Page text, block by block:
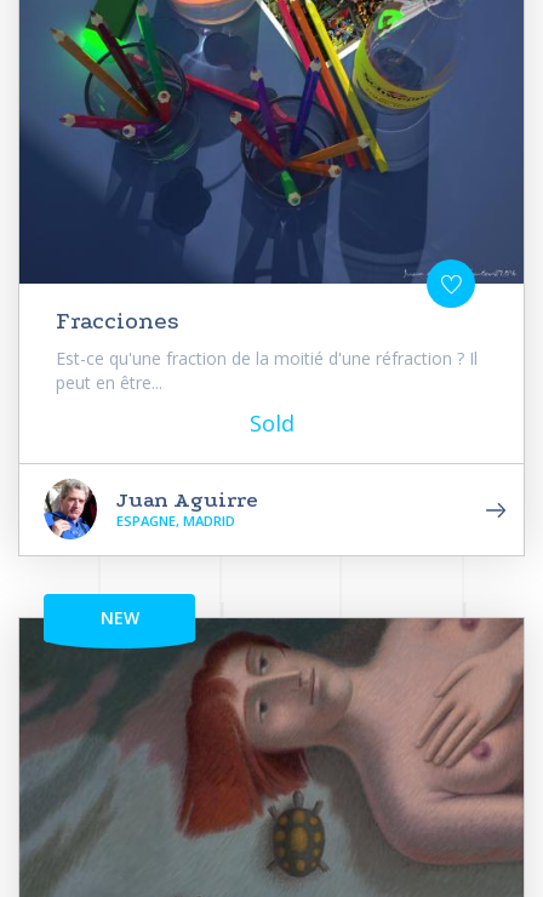
Fracciones
Est-ce qu'une fraction de la moitié d'une réfraction ? Il
peut en être...
Sold
Juan Aguirre
ESPAGNE, MADRID
NEW